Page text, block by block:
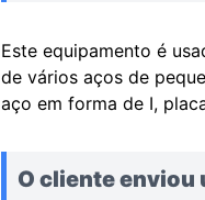
Este equipamento é
de vários aços de
aço em forma de I,
O cliente enviou